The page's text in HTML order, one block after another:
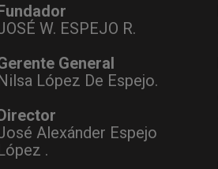
W. ESPEJO R.
General
López De Espejo.
Alexánder Espejo
.